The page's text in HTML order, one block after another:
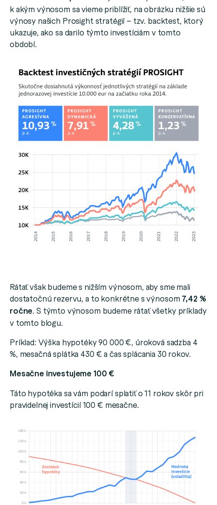
k akým výnosom sa vieme priblížiť, na obrázku nižšie sú
výnosy našich Prosight stratégií – tzv. backtest, ktorý
ukazuje, ako sa darilo týmto investíciám v tomto
období.
Rátať však budeme s nižším výnosom, aby sme mali
dostatočnú rezervu, a to konkrétne s výnosom 7,42 %
ročne. S týmto výnosom budeme rátať všetky príklady
v tomto blogu.
Príklad: Výška hypotéky 90 000 €, úroková sadzba 4
%, mesačná splátka 430 € a čas splácania 30 rokov.
Mesačne investujeme 100 €
Táto hypotéka sa vám podarí splatiť o 11 rokov skôr pri
pravidelnej investícií 100 € mesačne.